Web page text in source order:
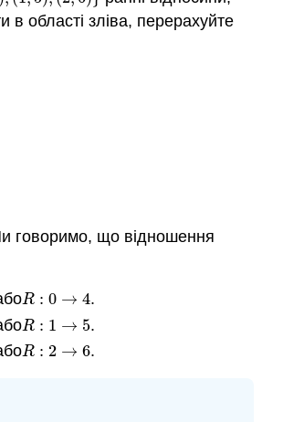
в області зліва, перерахуйте
говоримо, що відношення
R : 0 → 4
R: 0 →4 .
R : 1 → 5
R: 1 →5 .
R : 2 → 6
R: 2 →6 .